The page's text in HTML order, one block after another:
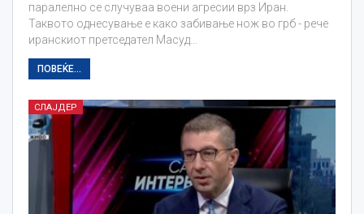
паралелно се случуваа воени агресии врз Иран.
Таквото однесување е како забивање нож во грб - рече
иранскиот претседател Масуд…
ПОВЕЌЕ...
СЛАЈДЕР